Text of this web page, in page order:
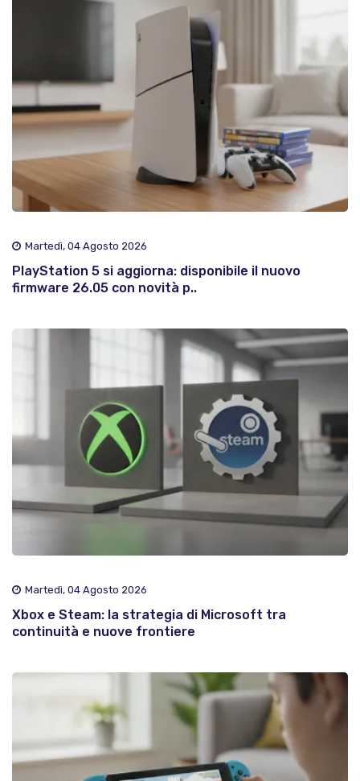
Martedì, 04 Agosto 2026
PlayStation 5 si aggiorna: disponibile il nuovo
firmware 26.05 con novità p..
Martedì, 04 Agosto 2026
Xbox e Steam: la strategia di Microsoft tra
continuità e nuove frontiere